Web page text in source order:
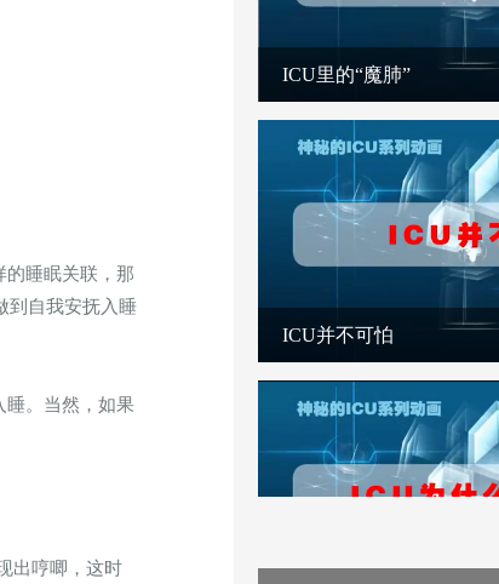
的睡眠关联，那
到自我安抚入睡
睡。当然，如果
出哼唧，这时
ICU里的“魔肺”
ICU并不可怕